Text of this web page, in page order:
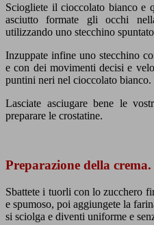
Sciogliete il cioccolato bianco e
asciutto formate gli occhi
utilizzando uno stecchino
Inzuppate infine uno stecchino
e con dei movimenti decisi e
puntini neri nel cioccolato bianco.
Lasciate asciugare bene le
preparare le crostatine.
Preparazione della crema.
Sbattete i tuorli con lo zucchero
e spumoso, poi aggiungete la
si sciolga e diventi uniforme e